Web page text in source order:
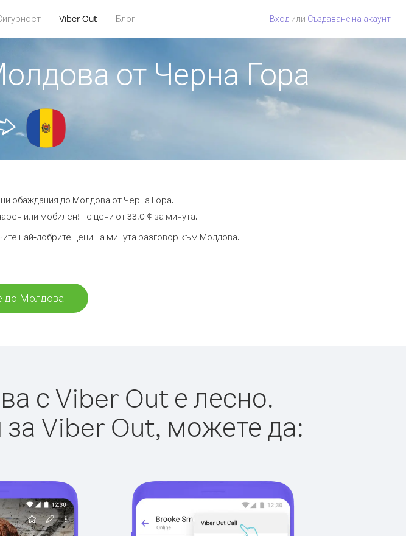
Viber Out Блог Вход или Създаване на акаунт
от Черна Гора
обаждания до Молдова от Черна Гора.
или мобилен! - с цени от 33.0 ¢ за минута.
най-добрите цени на минута разговор към Молдова.
до Молдова
с Viber Out е лесно.
Viber Out, можете да: